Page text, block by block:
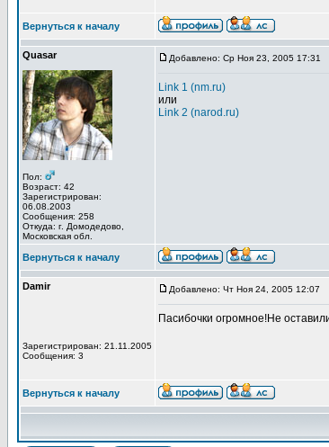
Вернуться к началу
Quasar
Пол:
Возраст: 42
Зарегистрирован:
06.08.2003
Сообщения: 258
Откуда: г. Домодедово,
Московская обл.
Добавлено: Ср Ноя 23, 2005 17:31
Link 1 (nm.ru)
или
Link 2 (narod.ru)
Вернуться к началу
Damir
Зарегистрирован: 21.11.2005
Сообщения: 3
Добавлено: Чт Ноя 24, 2005 12:07
Пасибочки огромное!Не
Вернуться к началу